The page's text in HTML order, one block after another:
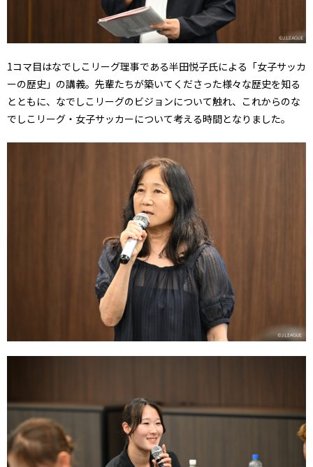
1コマ目はなでしこリーグ理事である半田悦子氏による「女子サッカ
ーの歴史」の講義。先輩たちが築いてくださった様々な歴史を知る
とともに、なでしこリーグのビジョンについて触れ、これからのな
でしこリーグ・女子サッカーについて考える時間となりました。